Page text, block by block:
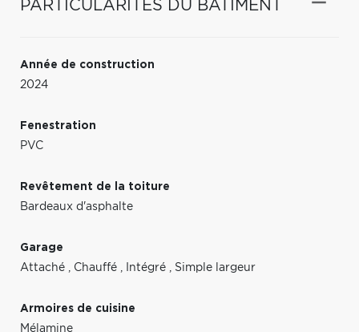
PARTICULARITÉS DU BÂTIMENT
Année de construction
2024
Fenestration
PVC
Revêtement de la toiture
Bardeaux d'asphalte
Garage
Attaché , Chauffé , Intégré , Simple largeur
Armoires de cuisine
Mélamine